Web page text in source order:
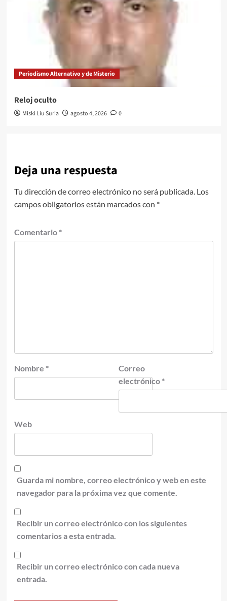
Periodismo Alternativo y de Misterio
Reloj oculto
Miski Liu Suria agosto 4, 2026 0
Deja una respuesta
Tu dirección de correo electrónico no será publicada. Los
campos obligatorios están marcados con *
Comentario *
Nombre *
Correo
electrónico *
Web
Guarda mi nombre, correo electrónico y web en este
navegador para la próxima vez que comente.
Recibir un correo electrónico con los siguientes
comentarios a esta entrada.
Recibir un correo electrónico con cada nueva
entrada.